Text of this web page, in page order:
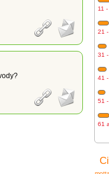
11
21
31
41
51
61